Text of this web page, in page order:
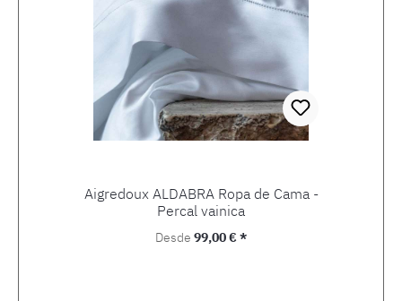
Aigredoux ALDABRA Ropa de Cama -
Percal vainica
Precio normal:
Desde 99,00 € *